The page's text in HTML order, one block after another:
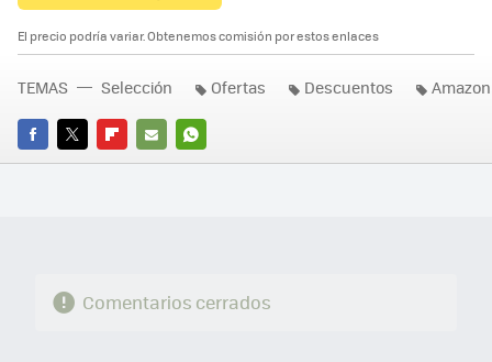
El precio podría variar. Obtenemos comisión por estos enlaces
FACEBOOK
TWITTERFLIPBOARD
E-
WHATSAPP
TEMAS Selección Ofertas Descuentos
Comentarios cerrados